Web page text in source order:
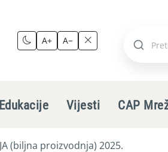
A+ A−
Pretraži
Edukacije Vijesti CAP
(biljna proizvodnja) 2025.